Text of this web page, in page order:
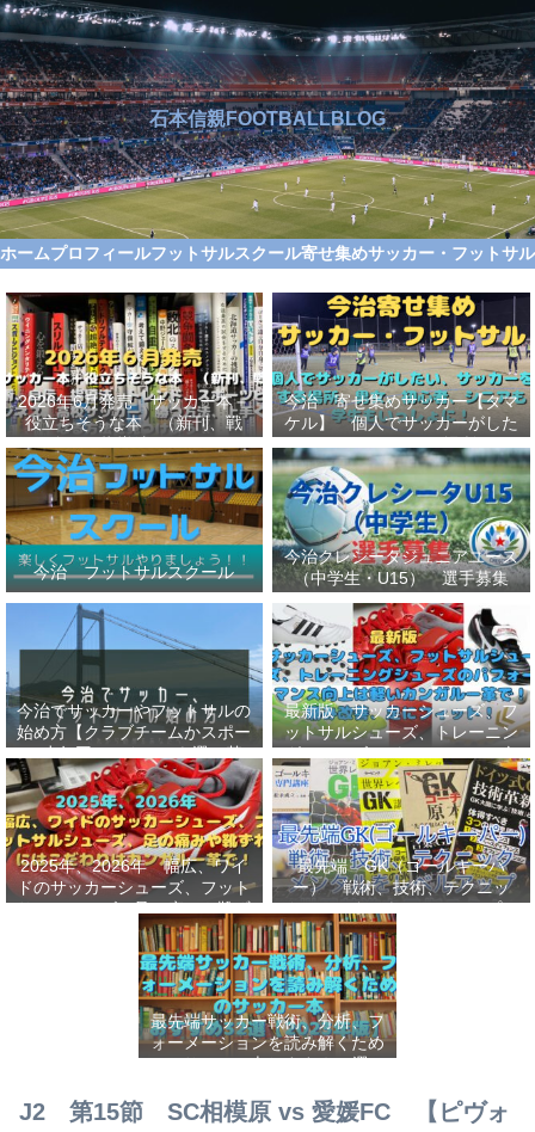
石本信親FOOTBALLBLOG
ホームプロフィールフットサルスクール寄せ集めサッカー・フット
2026年6月発売 サッカー本＋
役立ちそうな本 （新刊、戦
術、自伝、指導法、トレンド、
スポーツビジネス、高校サッカ
ー）勝つ方法、上手くなる方法
を見つけよう！
今治 寄せ集めサッカー【タマ
ケル】 個人でサッカーがした
い、サッカーをする場所、男
女、初心者、シニアも学生もい
っしょに！【タマケル】
今治 フットサルスクール
今治クレシータジュニアユース
（中学生・U15） 選手募集
今治でサッカーやフットサルの
始め方【クラブチームかスポー
ツ少年団かスクールを選ぶ基
準】小学生、幼児（年長・年
中）、サッカー
最新版 サッカーシューズ、フ
ットサルシューズ、トレーニン
グシューズのパフォーマンス向
上は軽いカンガルー革で！痛み
改善、足にフィット！
2025年、2026年 幅広、ワイ
ドのサッカーシューズ、フット
サルシューズ、足の痛みや靴ず
れにはこだわりはカンガルー革
で！
最先端 GK（ゴールキーパ
ー） 戦術、技術、テクニッ
ク、メンタルをレベルアップし
世界基準へ 練習メニューなど
選手、指導者おすすめ本 11
選
最先端サッカー戦術、分析、フ
ォーメーションを読み解くため
のサッカー本おすすめ32選
J2 第15節 SC相模原 vs 愛媛FC 【ピヴォ